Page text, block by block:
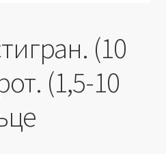
(10
(1,5-10